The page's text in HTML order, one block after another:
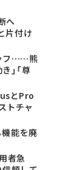
へ
片付け
フ……熊
」「尊
とPro
トチャ
能を廃
者急